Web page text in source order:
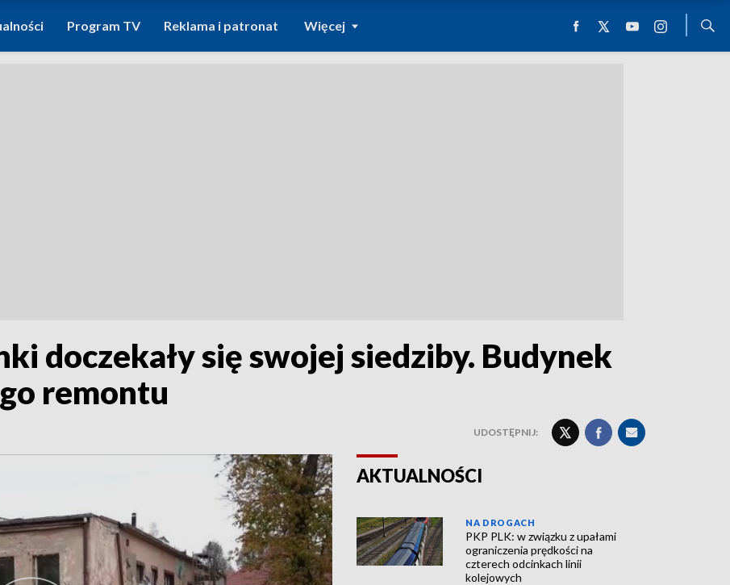
Program TV Reklama i patronat Więcej
doczekały się swojej siedziby. Budynek
remontu
UDOSTĘPNIJ:
AKTUALNOŚCI
NA DROGACH
PKP PLK: w związku z upałami
ograniczenia prędkości na
czterech odcinkach linii
kolejowych